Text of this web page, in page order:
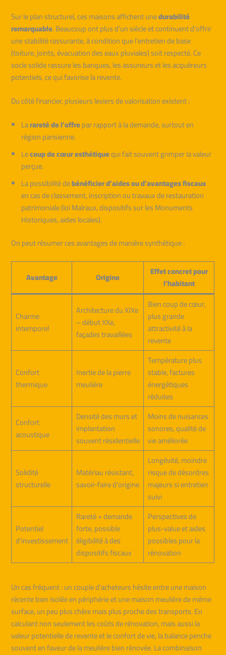
Sur le plan structurel, ces maisons affichent unedurabilité
remarquable. Beaucoup ont plus d’un siècle et continuent d’offrir
une stabilité rassurante, à condition que l’entretien de base
(toiture, joints, évacuation des eaux pluviales) soit respecté. Ce
socle solide rassure les banques, les assureurs et les acquéreurs
potentiels, ce qui favorise la revente.
Du côté financier, plusieurs leviers de valorisation existent :
Larareté de l’offrepar rapport à la demande, surtout en
région parisienne.
Lecoup de cœur esthétiquequi fait souvent grimper la valeur
perçue.
La possibilité debénéficier d’aides ou d’avantages fiscaux
en cas de classement, inscription ou travaux de restauration
patrimoniale (loi Malraux, dispositifs sur les Monuments
Historiques, aides locales).
On peut résumer ces avantages de manière synthétique :
Avantage Origine
Effet concret pour
l’habitant
Charme
intemporel
Architecture du XIXe
– début XXe,
façades travaillées
Bien coup de cœur,
plus grande
attractivité à la
revente
Confort
thermique
Inertie de la pierre
meulière
Température plus
stable, factures
énergétiques
réduites
Confort
acoustique
Densité des murs et
implantation
souvent résidentielle
Moins de nuisances
sonores, qualité de
vie améliorée
Solidité
structurelle
Matériau résistant,
savoir-faire d’origine
Longévité, moindre
risque de désordres
majeurs si entretien
suivi
Potentiel
d’investissement
Rareté + demande
forte, possible
éligibilité à des
dispositifs fiscaux
Perspectives de
plus-value et aides
possibles pour la
rénovation
Un cas fréquent : un couple d’acheteurs hésite entre une maison
récente bien isolée en périphérie et une maison meulière de même
surface, un peu plus chère mais plus proche des transports. En
calculant non seulement les coûts de rénovation, mais aussi la
valeur potentielle de revente et le confort de vie, la balance penche
souvent en faveur de la meulière bien rénovée. La combinaison